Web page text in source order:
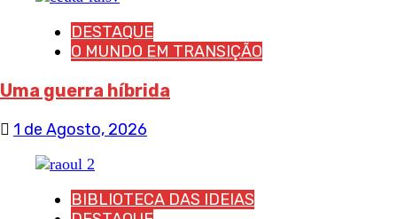
DESTAQUE
O MUNDO EM TRANSIÇÃO
Uma guerra híbrida
1 de Agosto, 2026
BIBLIOTECA DAS IDEIAS